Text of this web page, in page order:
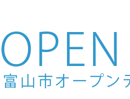
Skip to main content